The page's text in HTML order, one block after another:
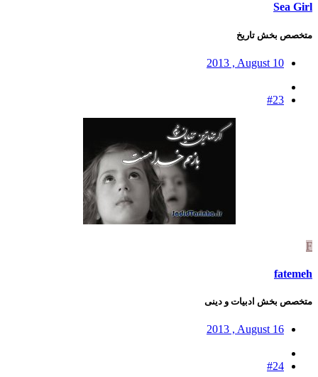
Sea Girl
متخصص بخش تاریخ
2013 , August 10
#23
F
fatemeh
متخصص بخش ادبیات و دینی
2013 , August 16
#24